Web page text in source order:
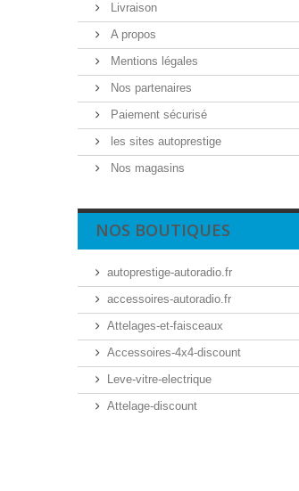
Livraison
A propos
Mentions légales
Nos partenaires
Paiement sécurisé
les sites autoprestige
Nos magasins
NOS BOUTIQUES
autoprestige-autoradio.fr
accessoires-autoradio.fr
Attelages-et-faisceaux
Accessoires-4x4-discount
Leve-vitre-electrique
Attelage-discount